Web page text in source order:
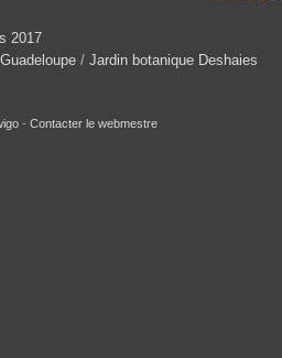
2017
/ Jardin botanique Deshaies
- Contacter le webmestre